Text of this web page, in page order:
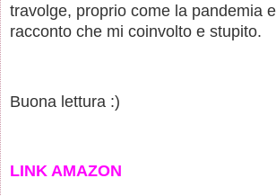
travolge, proprio come la pandemia
racconto che mi coinvolto e stupito.
Buona lettura :)
LINK AMAZON